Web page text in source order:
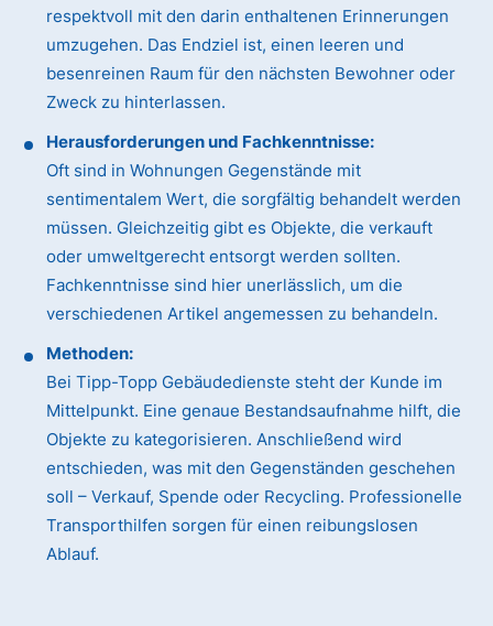
respektvoll mit den darin enthaltenen Erinnerungen
umzugehen. Das Endziel ist, einen leeren und
besenreinen Raum für den nächsten Bewohner oder
Zweck zu hinterlassen.
Herausforderungen und Fachkenntnisse:
Oft sind in Wohnungen Gegenstände mit
sentimentalem Wert, die sorgfältig behandelt werden
müssen. Gleichzeitig gibt es Objekte, die verkauft
oder umweltgerecht entsorgt werden sollten.
Fachkenntnisse sind hier unerlässlich, um die
verschiedenen Artikel angemessen zu behandeln.
Methoden:
Bei Tipp-Topp Gebäudedienste steht der Kunde im
Mittelpunkt. Eine genaue Bestandsaufnahme hilft, die
Objekte zu kategorisieren. Anschließend wird
entschieden, was mit den Gegenständen geschehen
soll – Verkauf, Spende oder Recycling. Professionelle
Transporthilfen sorgen für einen reibungslosen
Ablauf.